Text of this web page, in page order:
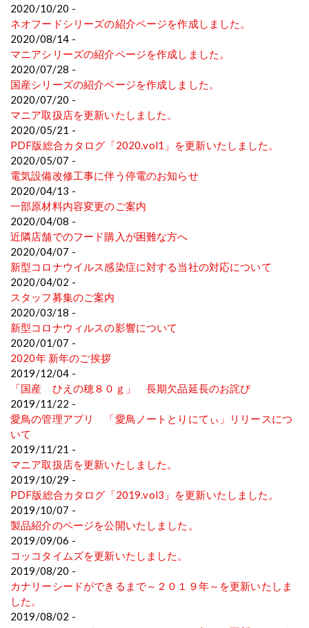
2020/10/20 -
ネオフードシリーズの紹介ページを作成しました。
2020/08/14 -
マニアシリーズの紹介ページを作成しました。
2020/07/28 -
国産シリーズの紹介ページを作成しました。
2020/07/20 -
マニア取扱店を更新いたしました。
2020/05/21 -
PDF版総合カタログ「2020.vol1」を更新いたしました。
2020/05/07 -
電気設備改修工事に伴う停電のお知らせ
2020/04/13 -
一部原材料内容変更のご案内
2020/04/08 -
近隣店舗でのフード購入が困難な方へ
2020/04/07 -
新型コロナウイルス感染症に対する当社の対応について
2020/04/02 -
スタッフ募集のご案内
2020/03/18 -
新型コロナウィルスの影響について
2020/01/07 -
2020年 新年のご挨拶
2019/12/04 -
「国産 ひえの穂８０ｇ」 長期欠品延長のお詫び
2019/11/22 -
愛鳥の管理アプリ 「愛鳥ノートとりにてぃ」リリースにつ
いて
2019/11/21 -
マニア取扱店を更新いたしました。
2019/10/29 -
PDF版総合カタログ「2019.vol3」を更新いたしました。
2019/10/07 -
製品紹介のページを公開いたしました。
2019/09/06 -
コッコタイムズを更新いたしました。
2019/08/20 -
カナリーシードができるまで～２０１９年～を更新いたしま
した。
2019/08/02 -